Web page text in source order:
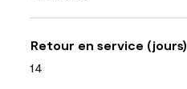
Retour en service (jours)
14